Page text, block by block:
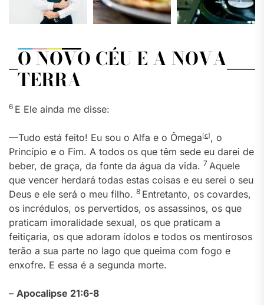
O NOVO CÉU E A NOVA
TERRA
6 E Ele ainda me disse:
—Tudo está feito! Eu sou o Alfa e o Ômega[c], o
Princípio e o Fim. A todos os que têm sede eu darei de
beber, de graça, da fonte da água da vida. 7 Aquele
que vencer herdará todas estas coisas e eu serei o seu
Deus e ele será o meu filho. 8 Entretanto, os covardes,
os incrédulos, os pervertidos, os assassinos, os que
praticam imoralidade sexual, os que praticam a
feitiçaria, os que adoram ídolos e todos os mentirosos
terão a sua parte no lago que queima com fogo e
enxofre. E essa é a segunda morte.
– Apocalipse 21:6-8